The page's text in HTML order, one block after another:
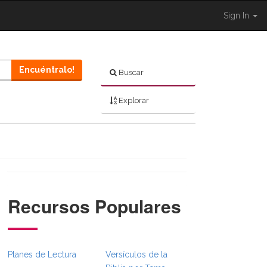
Sign In
Buscar
Explorar
Encuéntralo!
}} }} }}
Recursos Populares
Planes de Lectura
Versículos de la